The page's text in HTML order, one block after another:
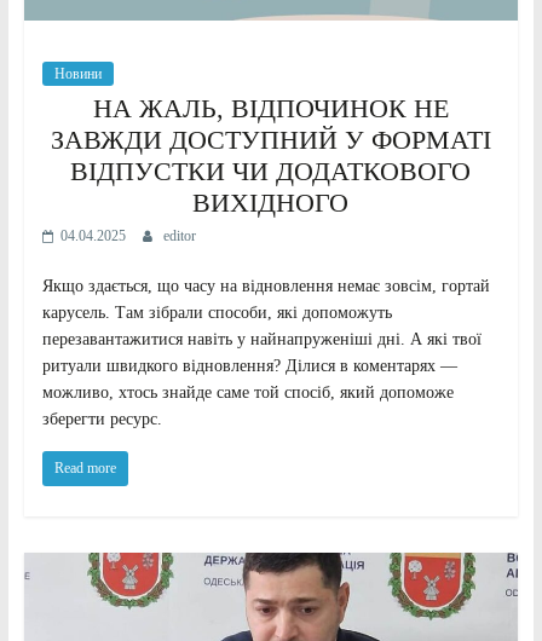
Новини
НА ЖАЛЬ, ВІДПОЧИНОК НЕ
ЗАВЖДИ ДОСТУПНИЙ У ФОРМАТІ
ВІДПУСТКИ ЧИ ДОДАТКОВОГО
ВИХІДНОГО
04.04.2025 editor
Якщо здається, що часу на відновлення немає зовсім, гортай
карусель. Там зібрали способи, які допоможуть
перезавантажитися навіть у найнапруженіші дні. А які твої
ритуали швидкого відновлення? Ділися в коментарях —
можливо, хтось знайде саме той спосіб, який допоможе
зберегти ресурс.
Read more